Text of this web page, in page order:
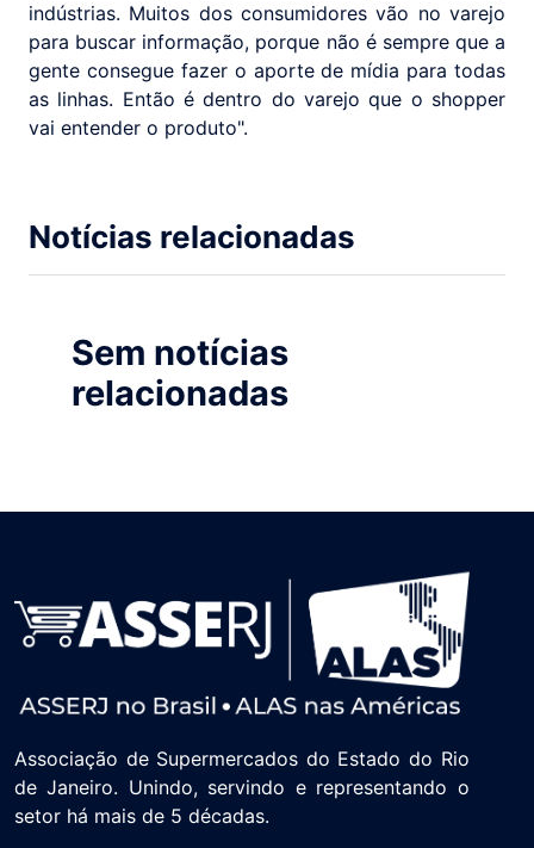
indústrias. Muitos dos consumidores vão no varejo
para buscar informação, porque não é sempre que a
gente consegue fazer o aporte de mídia para todas
as linhas. Então é dentro do varejo que o shopper
vai entender o produto".
Notícias relacionadas
Sem notícias
relacionadas
Associação de Supermercados do Estado do Rio
de Janeiro. Unindo, servindo e representando o
setor há mais de 5 décadas.